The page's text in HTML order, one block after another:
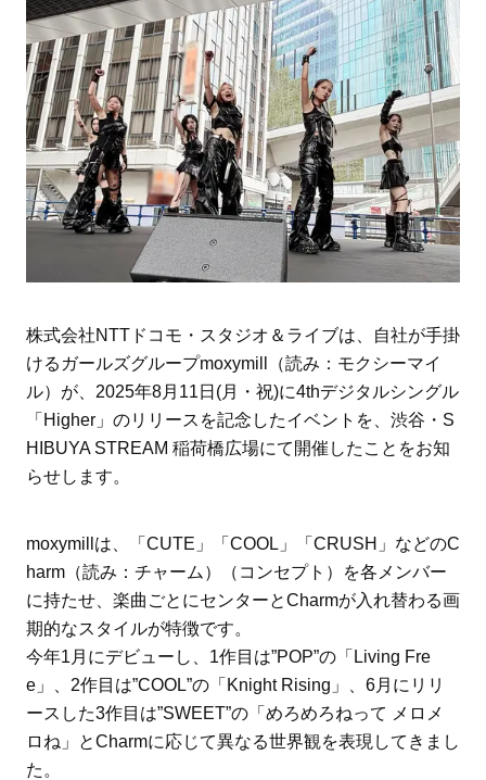
ママとパパに贈る「ジェンダーレ
ス学」
人気の40代髪型・ヘア
タログ
株式会社NTTドコモ・スタジオ＆ライブは、自社が手掛
けるガールズグループmoxymill（読み：モクシーマイ
ル）が、2025年8月11日(月・祝)に4thデジタルシングル
「Higher」のリリースを記念したイベントを、渋谷・S
HIBUYA STREAM 稲荷橋広場にて開催したことをお知
らせします。
moxymillは、「CUTE」「COOL」「CRUSH」などのC
harm（読み：チャーム）（コンセプト）を各メンバー
に持たせ、楽曲ごとにセンターとCharmが入れ替わる画
期的なスタイルが特徴です。
今年1月にデビューし、1作目は”POP”の「Living Fre
e」、2作目は”COOL”の「Knight Rising」、6月にリリ
ースした3作目は”SWEET”の「めろめろねって メロメ
ロね」とCharmに応じて異なる世界観を表現してきまし
た。